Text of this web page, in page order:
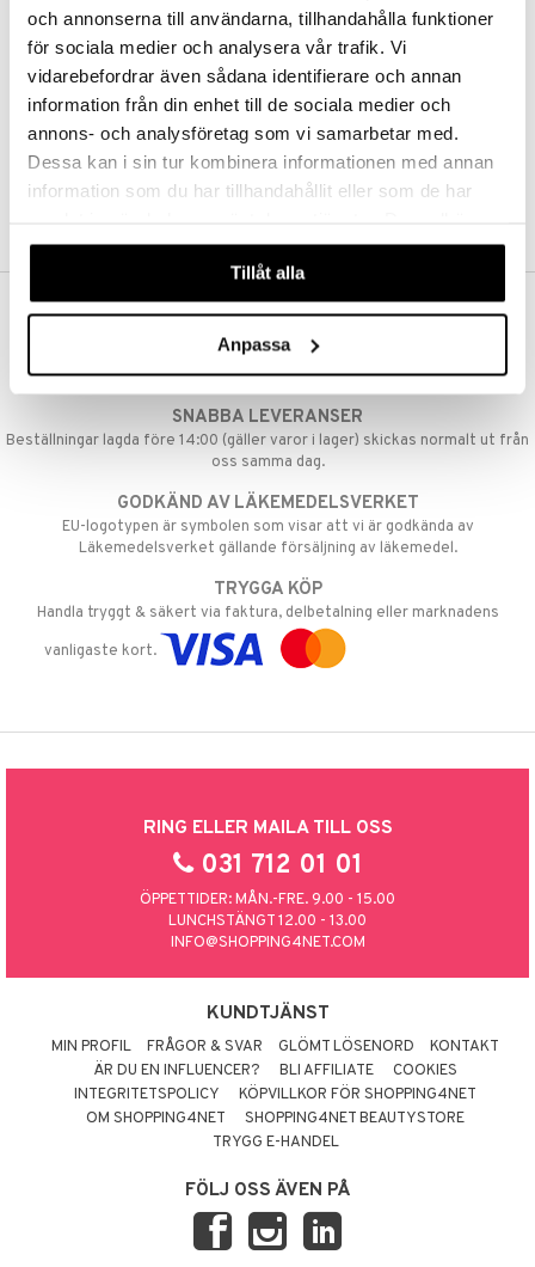
och annonserna till användarna, tillhandahålla funktioner
för sociala medier och analysera vår trafik. Vi
vidarebefordrar även sådana identifierare och annan
information från din enhet till de sociala medier och
annons- och analysföretag som vi samarbetar med.
Dessa kan i sin tur kombinera informationen med annan
information som du har tillhandahållit eller som de har
våra cookies vid fortsatt användande av vår webbplats.
Tillåt alla
Anpassa
Genuine consumables
Canon consumables are better by design – so you
VAD KOSTAR FRAKTEN?
Vi erbjuder fri frakt från 350 kr. Vår gräns för fraktfri leverans bestäms
utifån vilken avdelning du handlar från. Läs mer här »
SNABBA LEVERANSER
Beställningar lagda före 14:00 (gäller varor i lager) skickas normalt ut från
oss samma dag.
GODKÄND AV LÄKEMEDELSVERKET
EU-logotypen är symbolen som visar att vi är godkända av
Läkemedelsverket gällande försäljning av läkemedel.
TRYGGA KÖP
Handla tryggt & säkert via faktura, delbetalning eller marknadens
vanligaste kort.
RING ELLER MAILA TILL OSS
031 712 01 01
ÖPPETTIDER: MÅN.-FRE. 9.00 - 15.00
LUNCHSTÄNGT 12.00 - 13.00
INFO@SHOPPING4NET.COM
KUNDTJÄNST
MIN PROFIL FRÅGOR & SVAR GLÖMT LÖSENORD
KONTAKT
ÄR DU EN INFLUENCER?
BLI AFFILIATE
COOKIES
INTEGRITETSPOLICY
KÖPVILLKOR FÖR SHOPPING4NET
OM SHOPPING4NET
SHOPPING4NET BEAUTYSTORE
TRYGG E-HANDEL
FÖLJ OSS ÄVEN PÅ